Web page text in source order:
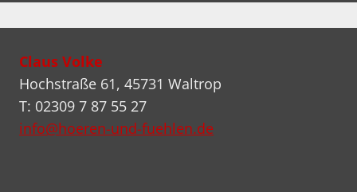
Claus Volke
Hochstraße 61, 45731 Waltrop
T: 02309 7 87 55 27
info@hoeren-und-fuehlen.de